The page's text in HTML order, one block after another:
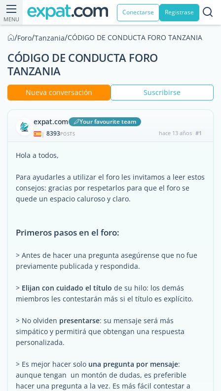
MENU
Conectarse Registrase
/Foro/Tanzania/CÓDIGO DE CONDUCTA FORO TANZANIA
CÓDIGO DE CONDUCTA FORO
TANZANIA
Nueva conversación Suscribirse
expat.com Your favourite team
| 8393POSTS hace 13 años #1
Hola a todos,
Para ayudarles a utilizar el foro les invitamos a leer estos
consejos: gracias por respetarlos para que el foro se
quede un espacio caluroso y claro.
Primeros pasos en el foro:
> Antes de hacer una pregunta asegúrense que no fue
previamente publicada y respondida.
> Elijan con cuidado el título de su hilo: los demás
miembros les contestarán más si el título es explícito.
> No olviden presentarse: su mensaje será más
simpático y permitirá que obtengan una respuesta
personalizada.
> Es mejor hacer solo una pregunta por mensaje:
aunque tengan un montón de dudas, es preferible
hacer una pregunta a la vez. Es más fácil contestar a